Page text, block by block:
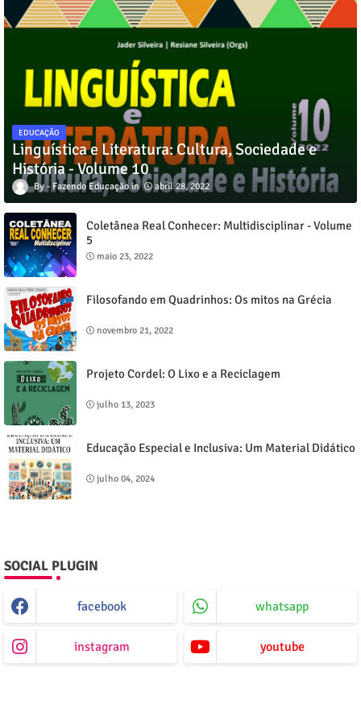
EDUCAÇÃO
Linguística e Literatura: Cultura, Sociedade e
História - Volume 10
Fazendo Educação abril 28, 2022
Coletânea Real Conhecer: Multidisciplinar - Volume
5
maio 23, 2022
Filosofando em Quadrinhos: Os mitos na Grécia
novembro 21, 2022
Projeto Cordel: O Lixo e a Reciclagem
julho 13, 2023
Educação Especial e Inclusiva: Um Material Didático
julho 04, 2024
SOCIAL PLUGIN
facebook whatsapp
instagram youtube